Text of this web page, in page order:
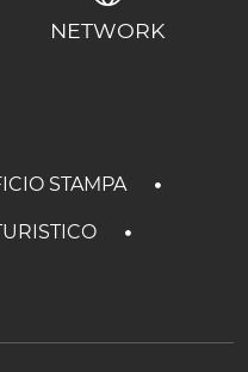
NETWORK
STAMPA